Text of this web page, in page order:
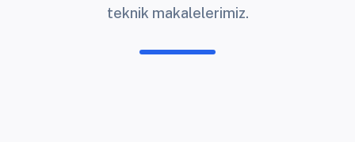
teknik makalelerimiz.